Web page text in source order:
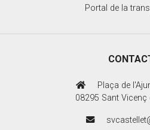
Portal de la
Plaça de
08295 Sant Vicenç